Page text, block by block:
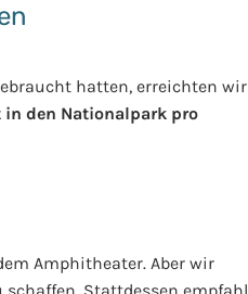
hatten, erreichten wir
den Nationalpark pro
Amphitheater. Aber wir